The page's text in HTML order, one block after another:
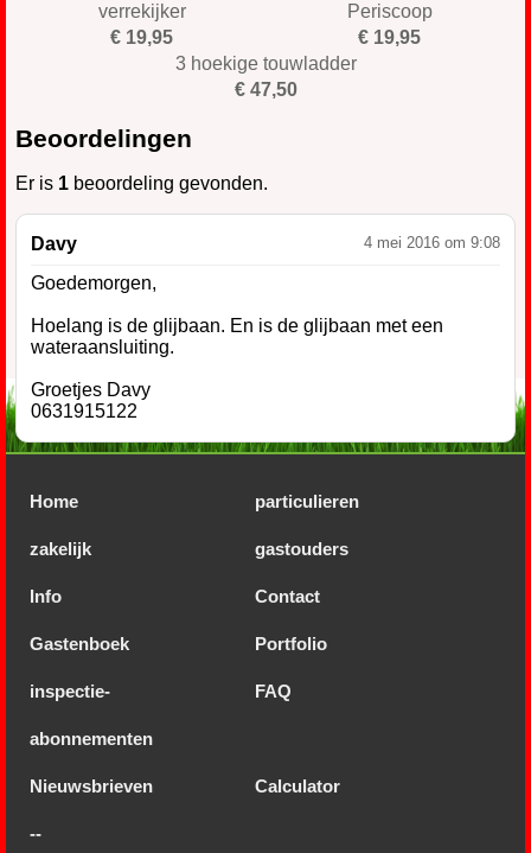
verrekijker
€ 19,95
Periscoop
€ 19,95
3 hoekige touwladder
€ 47,50
Beoordelingen
Er is 1 beoordeling gevonden.
Davy 4 mei 2016 om 9:08
Goedemorgen,
Hoelang is de glijbaan. En is de glijbaan met een
wateraansluiting.
Groetjes Davy
0631915122
Home particulieren
zakelijk gastouders
Info Contact
Gastenboek Portfolio
inspectie-
abonnementen
FAQ
Nieuwsbrieven Calculator
--